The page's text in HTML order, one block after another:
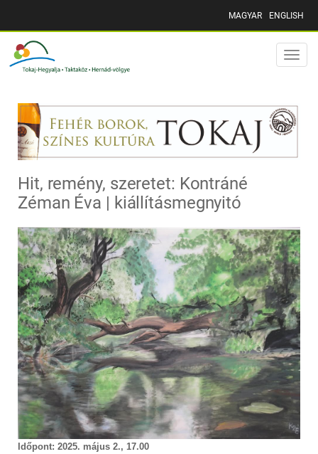
MAGYAR ENGLISH
Toggle
Hit, remény, szeretet: Kontráné
Zéman Éva | kiállításmegnyitó
Időpont: 2025. május 2., 17.00